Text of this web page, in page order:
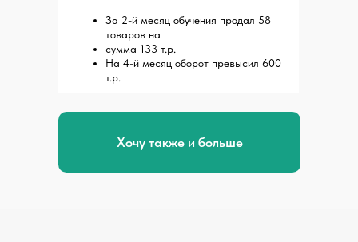
За 2-й месяц обучения продал 58
товаров на
сумма 133 т.р.
На 4-й месяц оборот превысил 600
т.р.
Хочу также и больше